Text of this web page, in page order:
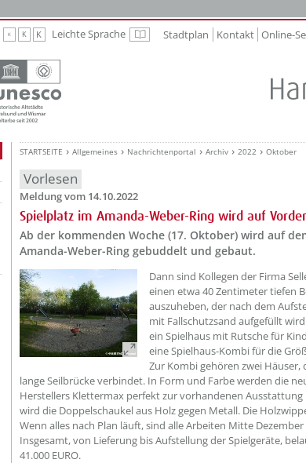
K K K Leichte Sprache Leichte Sprache
Stadtplan Kontakt Online-
STARTSEITE Allgemeines Nachrichtenportal Archiv 2022 Oktober
Vorlesen
Meldung vom 14.10.2022
Spielplatz im Amanda-Weber-Ring wird auf
Ab der kommenden Woche (17. Oktober) wird auf
Amanda-Weber-Ring gebuddelt und gebaut.
??? absaetzeOben[1]/titel
Dann sind Kollegen der Firma
einen etwa 40 Zentimeter tiefen
auszuheben, der nach dem
mit Fallschutzsand aufgefüllt
ein Spielhaus mit Rutsche für
eine Spielhaus-Kombi für die
Zur Kombi gehören zwei
lange Seilbrücke verbindet. In Form und Farbe werden die
Herstellers Klettermax perfekt zur vorhandenen Ausstattung
wird die Doppelschaukel aus Holz gegen Metall. Die
Wenn alles nach Plan läuft, sind alle Arbeiten Mitte
Insgesamt, von Lieferung bis Aufstellung der Spielgeräte,
41.000 EURO.